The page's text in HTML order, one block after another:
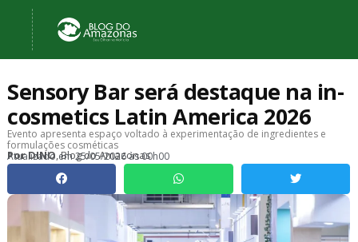
Sensory Bar será destaque na in-
cosmetics Latin America 2026
Evento apresenta espaço voltado à experimentação de ingredientes e
formulações cosméticas
PorDINO , Blog do Amazonas
Atualizado em25/05/2026 às 00h00